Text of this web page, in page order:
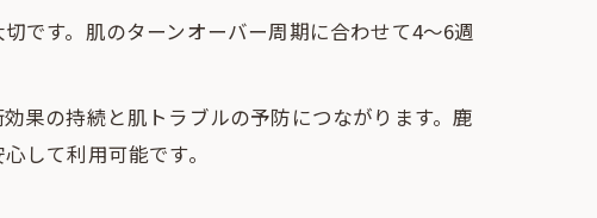
です。肌のターンオーバー周期に合わせて4～6週
果の持続と肌トラブルの予防につながります。鹿
して利用可能です。